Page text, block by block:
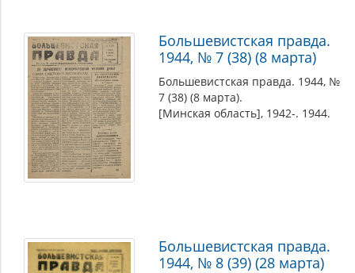
Большевистская правда.
1944, № 7 (38) (8 марта)
Большевистская правда. 1944, №
7 (38) (8 марта).
[Минская область], 1942-. 1944.
Большевистская правда.
1944, № 8 (39) (28 марта)